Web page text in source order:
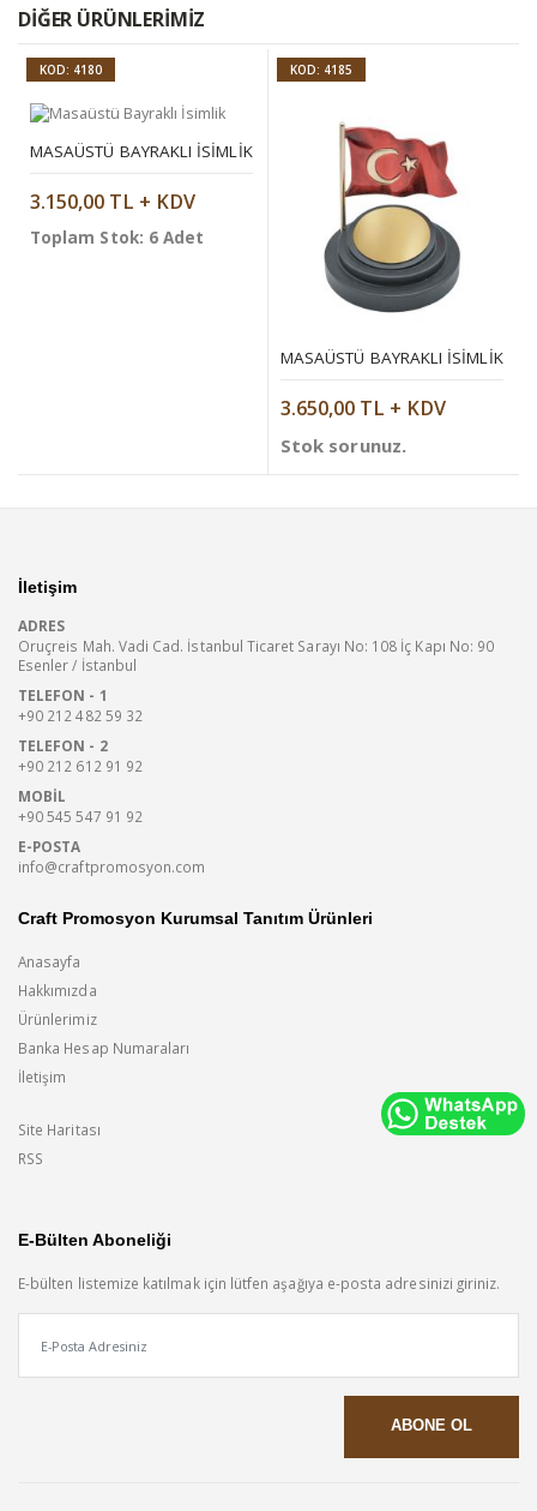
DIĞER ÜRÜNLERIMIZ
KOD: 4180
MASAÜSTÜ BAYRAKLI İSIMLIK
3.150,00 TL + KDV
Toplam Stok: 6 Adet
KOD: 4185
MASAÜSTÜ BAYRAKLI İSIMLIK
3.650,00 TL + KDV
Stok sorunuz.
İletişim
ADRES
Oruçreis Mah. Vadi Cad. İstanbul Ticaret Sarayı No: 108 İç Kapı No: 90
Esenler / İstanbul
TELEFON - 1
+90 212 482 59 32
TELEFON - 2
+90 212 612 91 92
MOBIL
+90 545 547 91 92
E-POSTA
info@craftpromosyon.com
Craft Promosyon Kurumsal Tanıtım Ürünleri
Anasayfa
Hakkımızda
Ürünlerimiz
Banka Hesap Numaraları
İletişim
Site Haritası
RSS
E-Bülten Aboneliği
E-bülten listemize katılmak için lütfen aşağıya e-posta adresinizi giriniz.